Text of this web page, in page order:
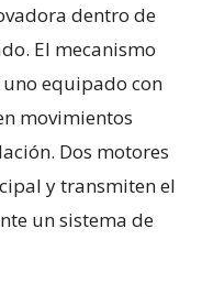
dentro de
El mecanismo
equipado con
movimientos
Dos motores
y transmiten el
un sistema de